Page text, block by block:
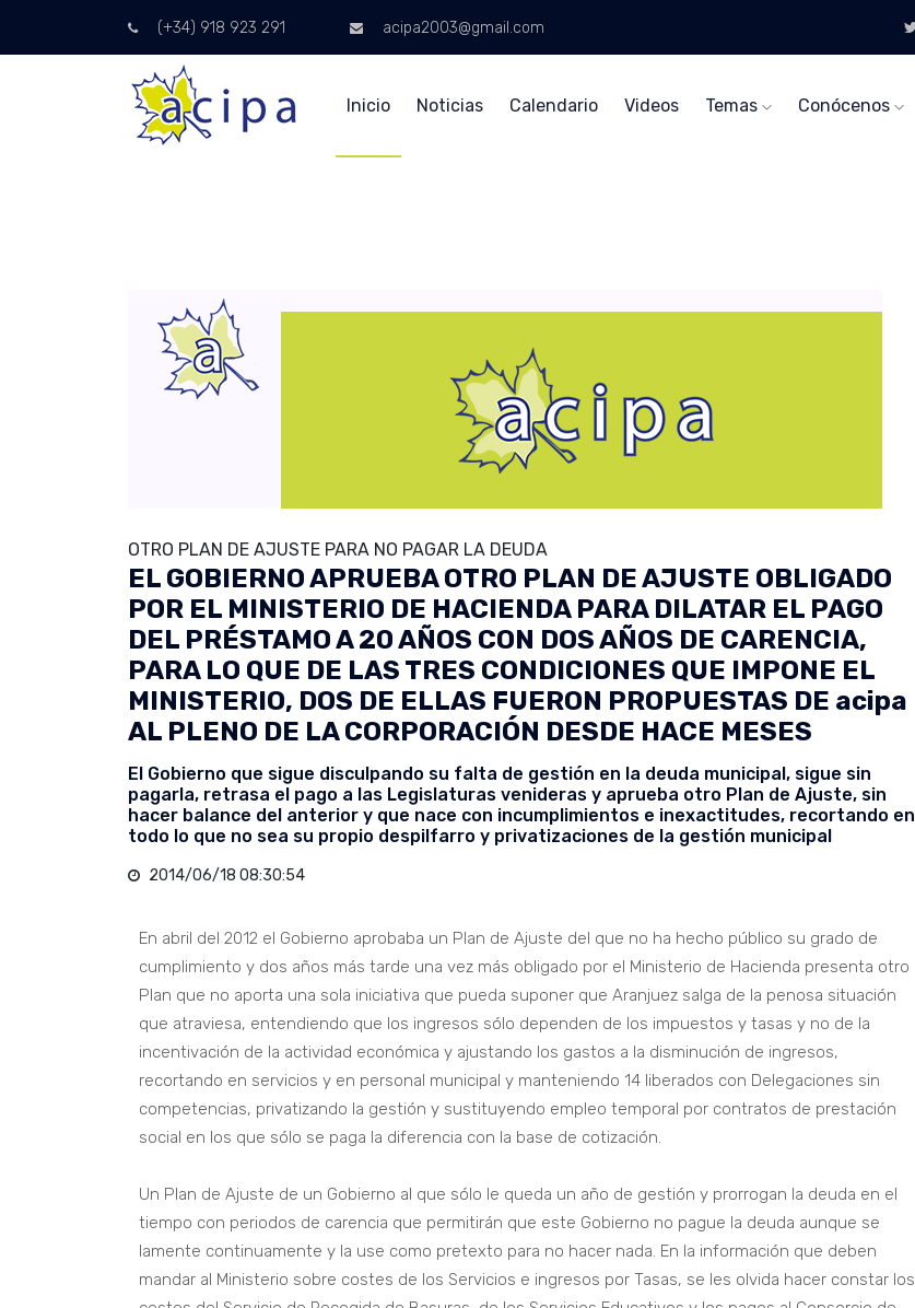
(+34) 918 923 291 acipa2003@gmail.com
Inicio Noticias Calendario Videos Temas Conócenos
OTRO PLAN DE AJUSTE PARA NO PAGAR LA DEUDA
EL GOBIERNO APRUEBA OTRO PLAN DE AJUSTE OBLIGADO
POR EL MINISTERIO DE HACIENDA PARA DILATAR EL PAGO
DEL PRÉSTAMO A 20 AÑOS CON DOS AÑOS DE CARENCIA,
PARA LO QUE DE LAS TRES CONDICIONES QUE IMPONE EL
MINISTERIO, DOS DE ELLAS FUERON PROPUESTAS DE acipa
AL PLENO DE LA CORPORACIÓN DESDE HACE MESES
El Gobierno que sigue disculpando su falta de gestión en la deuda municipal, sigue sin
pagarla, retrasa el pago a las Legislaturas venideras y aprueba otro Plan de Ajuste, sin
hacer balance del anterior y que nace con incumplimientos e inexactitudes, recortando en
todo lo que no sea su propio despilfarro y privatizaciones de la gestión municipal
2014/06/18 08:30:54
En abril del 2012 el Gobierno aprobaba un Plan de Ajuste del que no ha hecho público su grado de
cumplimiento y dos años más tarde una vez más obligado por el Ministerio de Hacienda presenta otro
Plan que no aporta una sola iniciativa que pueda suponer que Aranjuez salga de la penosa situación
que atraviesa, entendiendo que los ingresos sólo dependen de los impuestos y tasas y no de la
incentivación de la actividad económica y ajustando los gastos a la disminución de ingresos,
recortando en servicios y en personal municipal y manteniendo 14 liberados con Delegaciones sin
competencias, privatizando la gestión y sustituyendo empleo temporal por contratos de prestación
social en los que sólo se paga la diferencia con la base de cotización.
Un Plan de Ajuste de un Gobierno al que sólo le queda un año de gestión y prorrogan la deuda en el
tiempo con periodos de carencia que permitirán que este Gobierno no pague la deuda aunque se
lamente continuamente y la use como pretexto para no hacer nada. En la información que deben
mandar al Ministerio sobre costes de los Servicios e ingresos por Tasas, se les olvida hacer constar los